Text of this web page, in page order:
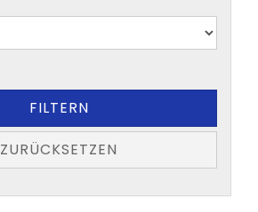
FILTERN
ZURÜCKSETZEN